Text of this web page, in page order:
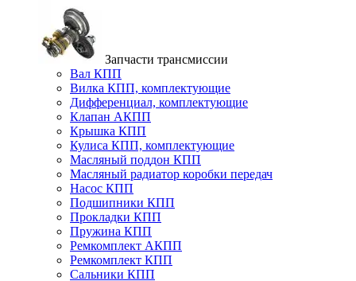
Запчасти трансмиссии
Вал КПП
Вилка КПП, комплектующие
Дифференциал, комплектующие
Клапан АКПП
Крышка КПП
Кулиса КПП, комплектующие
Масляный поддон КПП
Масляный радиатор коробки передач
Насос КПП
Подшипники КПП
Прокладки КПП
Пружина КПП
Ремкомплект АКПП
Ремкомплект КПП
Сальники КПП